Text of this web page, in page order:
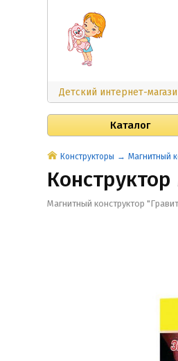
Детский интернет-
Каталог
Конструкторы Магнитный
Магнитный конструктор